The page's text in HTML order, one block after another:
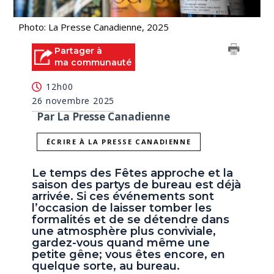
Photo: La Presse Canadienne, 2025
Partager à
ma communauté
12h00
26 novembre 2025
Par La Presse Canadienne
ÉCRIRE À LA PRESSE CANADIENNE
Le temps des Fêtes approche et la
saison des partys de bureau est déjà
arrivée. Si ces événements sont
l’occasion de laisser tomber les
formalités et de se détendre dans
une atmosphère plus conviviale,
gardez-vous quand même une
petite gêne; vous êtes encore, en
quelque sorte, au bureau.